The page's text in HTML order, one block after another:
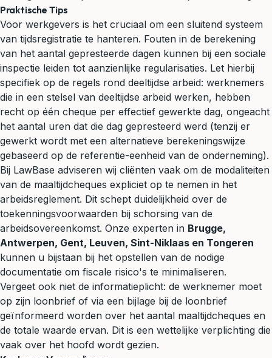
Praktische Tips
Voor werkgevers is het cruciaal om een sluitend systeem
van tijdsregistratie te hanteren. Fouten in de berekening
van het aantal gepresteerde dagen kunnen bij een sociale
inspectie leiden tot aanzienlijke regularisaties. Let hierbij
specifiek op de regels rond deeltijdse arbeid: werknemers
die in een stelsel van deeltijdse arbeid werken, hebben
recht op één cheque per effectief gewerkte dag, ongeacht
het aantal uren dat die dag gepresteerd werd (tenzij er
gewerkt wordt met een alternatieve berekeningswijze
gebaseerd op de referentie-eenheid van de onderneming).
Bij LawBase adviseren wij cliënten vaak om de modaliteiten
van de maaltijdcheques expliciet op te nemen in het
arbeidsreglement. Dit schept duidelijkheid over de
toekenningsvoorwaarden bij schorsing van de
arbeidsovereenkomst. Onze experten in Brugge,
Antwerpen, Gent, Leuven, Sint-Niklaas en Tongeren
kunnen u bijstaan bij het opstellen van de nodige
documentatie om fiscale risico's te minimaliseren.
Vergeet ook niet de informatieplicht: de werknemer moet
op zijn loonbrief of via een bijlage bij de loonbrief
geïnformeerd worden over het aantal maaltijdcheques en
de totale waarde ervan. Dit is een wettelijke verplichting die
vaak over het hoofd wordt gezien.